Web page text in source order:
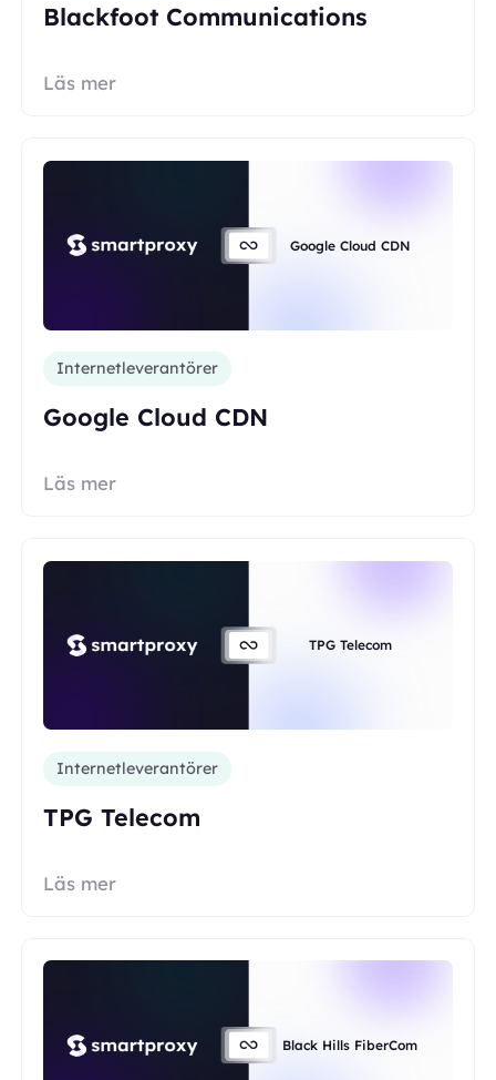
Blackfoot Communications
Läs mer
Google Cloud CDN
Internetleverantörer
Google Cloud CDN
Läs mer
TPG Telecom
Internetleverantörer
TPG Telecom
Läs mer
Black Hills FiberCom